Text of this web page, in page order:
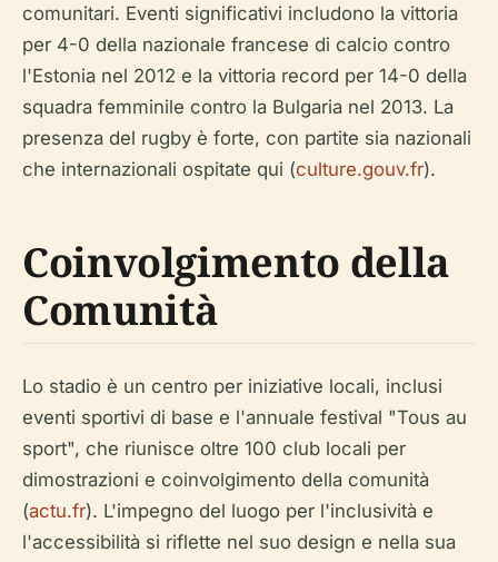
comunitari. Eventi significativi includono la vittoria
per 4-0 della nazionale francese di calcio contro
l'Estonia nel 2012 e la vittoria record per 14-0 della
squadra femminile contro la Bulgaria nel 2013. La
presenza del rugby è forte, con partite sia nazionali
che internazionali ospitate qui (culture.gouv.fr).
Coinvolgimento della
Comunità
Lo stadio è un centro per iniziative locali, inclusi
eventi sportivi di base e l'annuale festival "Tous au
sport", che riunisce oltre 100 club locali per
dimostrazioni e coinvolgimento della comunità
(actu.fr). L'impegno del luogo per l'inclusività e
l'accessibilità si riflette nel suo design e nella sua